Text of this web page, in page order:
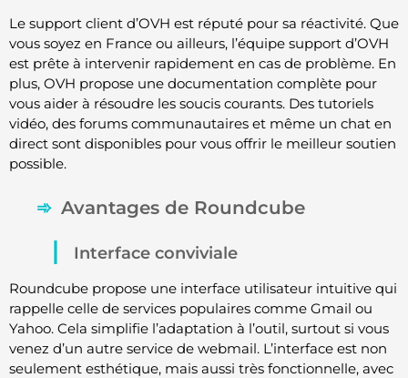
Le support client d’OVH est réputé pour sa réactivité. Que
vous soyez en France ou ailleurs, l’équipe support d’OVH
est prête à intervenir rapidement en cas de problème. En
plus, OVH propose une documentation complète pour
vous aider à résoudre les soucis courants. Des tutoriels
vidéo, des forums communautaires et même un chat en
direct sont disponibles pour vous offrir le meilleur soutien
possible.
Avantages de Roundcube
Interface conviviale
Roundcube propose une interface utilisateur intuitive qui
rappelle celle de services populaires comme Gmail ou
Yahoo. Cela simplifie l’adaptation à l’outil, surtout si vous
venez d’un autre service de webmail. L’interface est non
seulement esthétique, mais aussi très fonctionnelle, avec